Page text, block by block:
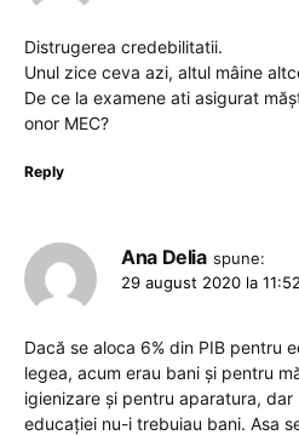
Distrugerea credebilitatii.
Unul zice ceva azi, altul mâine
De ce la examene ati asigurat
onor MEC?
Reply
Ana Delia spune:
29 august 2020 la 11:52
Dacă se aloca 6% din PIB pentru
legea, acum erau bani și pentru
igienizare și pentru aparatura,
educației nu-i trebuiau bani. Asa